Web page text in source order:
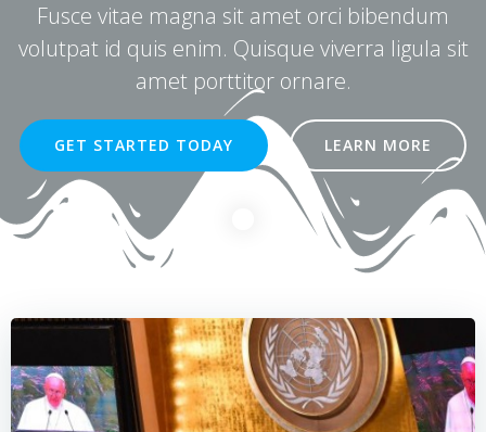
Fusce vitae magna sit amet orci bibendum
volutpat id quis enim. Quisque viverra ligula sit
amet porttitor ornare.
GET STARTED TODAY LEARN MORE